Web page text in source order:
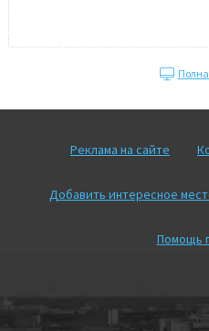
Реклама на сайте
Добавить интересное
Помощь